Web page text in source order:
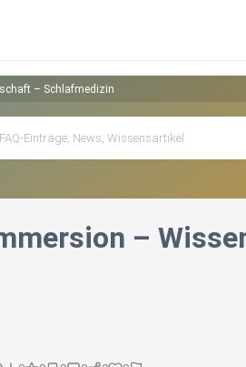
– Schlafmedizin
–